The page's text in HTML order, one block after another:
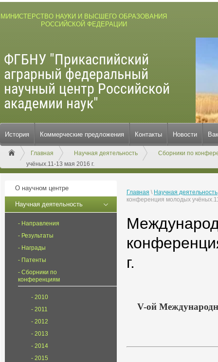
МИНИСТЕРСТВО НАУКИ И ВЫСШЕГО ОБРАЗОВАНИЯ
РОССИЙСКОЙ ФЕДЕРАЦИИ
ФГБНУ "Прикаспийский
аграрный федеральный
научный центр Российской
академии наук"
История Коммерческие предложения Контакты Новости
Главная Научная деятельность
Сборники по
учёных.11-13 мая 2016 г.
Главная \ Научная деятельность
конференция молодых
г.
V-ой
О научном центре
Научная деятельность
Направления
Результаты
Награды
Патенты
Сборники по
конференциям
2010
2011
2012
2013
2014
2015